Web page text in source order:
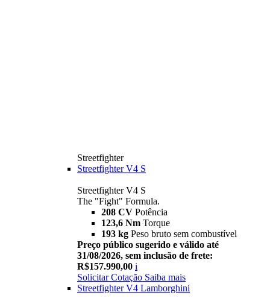
Streetfighter
Streetfighter V4 S
Streetfighter V4 S
The "Fight" Formula.
208 CV Potência
123,6 Nm Torque
193 kg Peso bruto sem combustível
Preço público sugerido e válido até
31/08/2026, sem inclusão de frete:
R$157.990,00 i
Solicitar Cotação Saiba mais
Streetfighter V4 Lamborghini